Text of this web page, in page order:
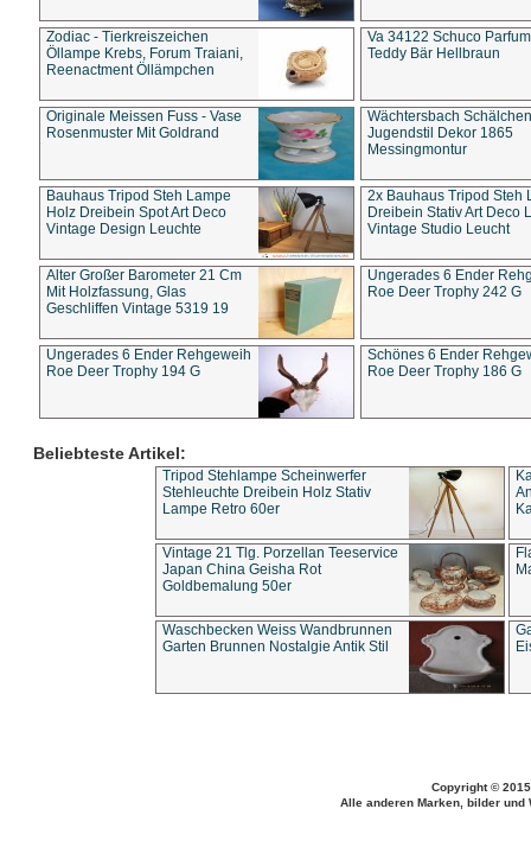
Zodiac - Tierkreiszeichen
Öllampe Krebs, Forum Traiani,
Reenactment Öllämpchen
Va 34122 Schuco
Teddy Bär Hellbraun
Originale Meissen Fuss - Vase
Rosenmuster Mit Goldrand
Wächtersbach Schälchen
Jugendstil Dekor 1865
Messingmontur
Bauhaus Tripod Steh Lampe
Holz Dreibein Spot Art Deco
Vintage Design Leuchte
2x Bauhaus Tripod Steh
Dreibein Stativ Art Deco
Vintage Studio Leucht
Alter Großer Barometer 21 Cm
Mit Holzfassung, Glas
Geschliffen Vintage 5319 19
Ungerades 6 Ender
Roe Deer Trophy 242 G
Ungerades 6 Ender Rehgeweih
Roe Deer Trophy 194 G
Schönes 6 Ender
Roe Deer Trophy 186 G
Beliebteste Artikel:
Tripod Stehlampe Scheinwerfer
Stehleuchte Dreibein Holz Stativ
Lampe Retro 60er
Vintage 21 Tlg. Porzellan Teeservice
Japan China Geisha Rot
Goldbemalung 50er
Waschbecken Weiss Wandbrunnen
Garten Brunnen Nostalgie Antik Stil
Copyright ©
Alle anderen Marken, bilder und